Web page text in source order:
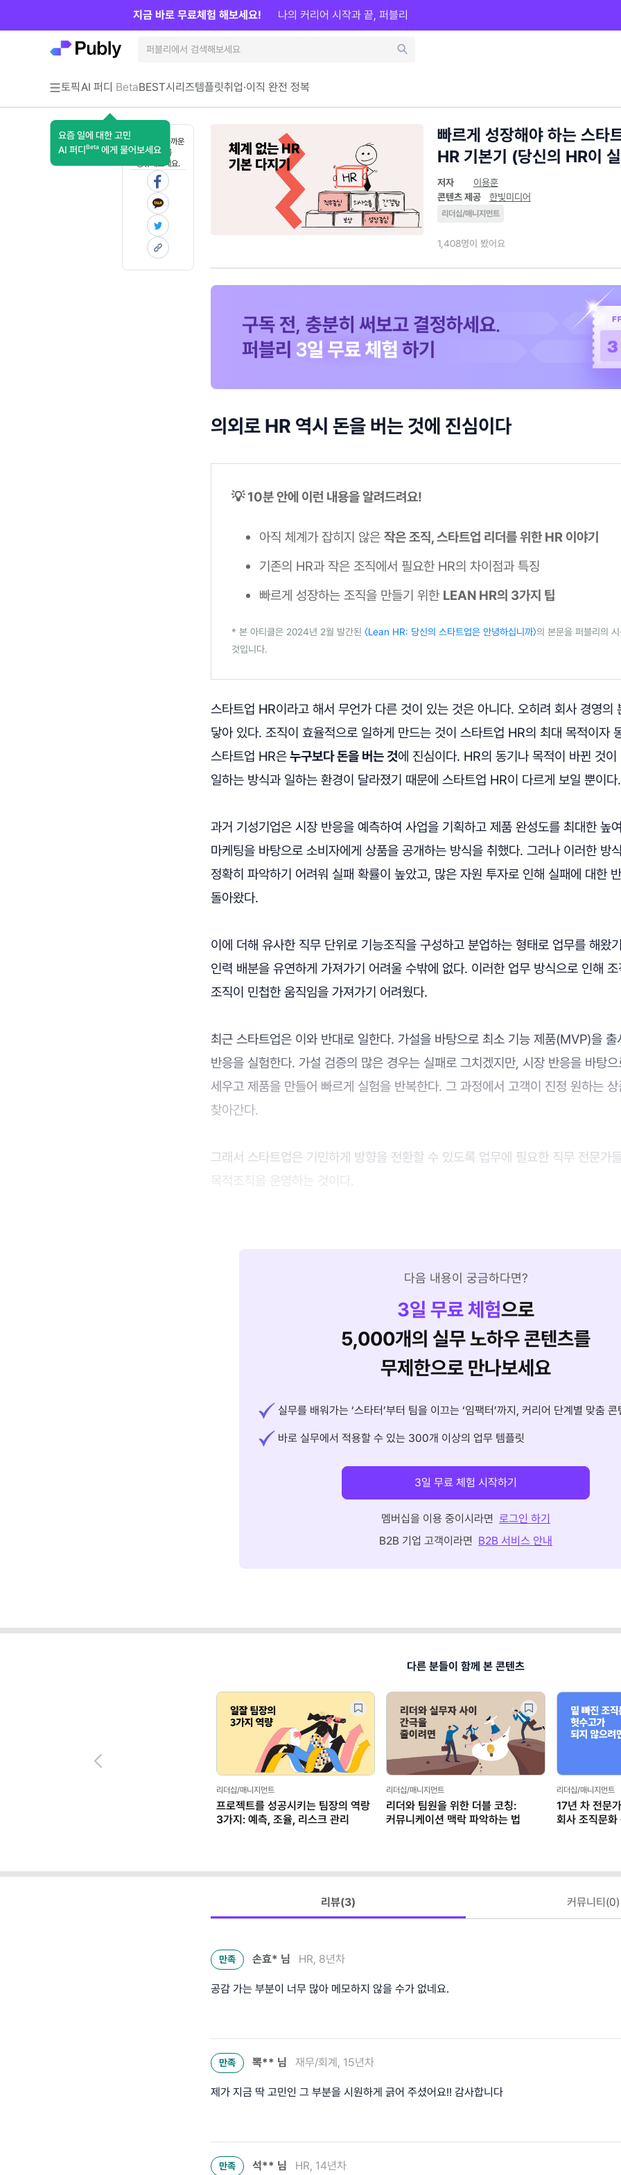
토픽AI 퍼디 Beta
요즘 일에 대한 고민
AI 퍼디 Beta 에게 물어보세요
BEST시리즈템플릿취업·이직 완전 정복
지금 바로 무료체험 해보세요! 나의 커리어 시작과 끝, 퍼블리
혼자 보기 아까운
콘텐츠를
공유해보세요.
빠르게 성장해야 하는 스타
HR 기본기 (당신의 HR이
저자
이용훈
콘텐츠 제공
한빛미디어
리더십/매니지먼트
1,408명이 봤어요
의외로 HR 역시 돈을 버는 것에 진심이다
💡 10분 안에 이런 내용을 알려드려요!
아직 체계가 잡히지 않은 작은 조직, 스타트업 리더를 위한 HR 이야기
기존의 HR과 작은 조직에서 필요한 HR의 차이점과 특징
빠르게 성장하는 조직을 만들기 위한 LEAN HR의 3가지 팁
* 본 아티클은 2024년 2월 발간된 〈Lean HR: 당신의 스타트업은 안녕하십니까〉의 본문을 퍼블리의
것입니다.
스타트업 HR이라고 해서 무언가 다른 것이 있는 것은 아니다. 오히려 회사 경영의
닿아 있다. 조직이 효율적으로 일하게 만드는 것이 스타트업 HR의 최대 목적이자
스타트업 HR은누구보다 돈을 버는 것에 진심이다. HR의 동기나 목적이 바뀐 것이
일하는 방식과 일하는 환경이 달라졌기 때문에 스타트업 HR이 다르게 보일 뿐이다.
과거 기성기업은 시장 반응을 예측하여 사업을 기획하고 제품 완성도를 최대한 높
마케팅을 바탕으로 소비자에게 상품을 공개하는 방식을 취했다. 그러나 이러한 방
정확히 파악하기 어려워 실패 확률이 높았고, 많은 자원 투자로 인해 실패에 대한
돌아왔다.
이에 더해 유사한 직무 단위로 기능조직을 구성하고 분업하는 형태로 업무를 해왔
인력 배분을 유연하게 가져가기 어려울 수밖에 없다. 이러한 업무 방식으로 인해 조
조직이 민첩한 움직임을 가져가기 어려웠다.
최근 스타트업은 이와 반대로 일한다. 가설을 바탕으로 최소 기능 제품(MVP)을 출
반응을 실험한다. 가설 검증의 많은 경우는 실패로 그치겠지만, 시장 반응을 바탕
세우고 제품을 만들어 빠르게 실험을 반복한다. 그 과정에서 고객이 진정 원하는 상
찾아간다.
그래서 스타트업은 기민하게 방향을 전환할 수 있도록 업무에 필요한 직무 전문가
목적조직을 운영하는 것이다.
다음 내용이 궁금하다면?
3일 무료 체험으로
5,000개의 실무 노하우 콘텐츠를
무제한으로 만나보세요
실무를 배워가는 ‘스타터’부터 팀을 이끄는 ‘임팩터’까지, 커리어 단계별 맞춤 콘
바로 실무에서 적용할 수 있는 300개 이상의 업무 템플릿
3일 무료 체험 시작하기
멤버십을 이용 중이시라면 로그인 하기
B2B 기업 고객이라면 B2B 서비스 안내
다른 분들이 함께 본 콘텐츠
리더십/매니지먼트
프로젝트를 성공시키는 팀장의 역랑
3가지: 예측, 조율, 리스크 관리
리더십/매니지먼트
리더와 팀원을 위한 더블 코칭:
커뮤니케이션 맥락 파악하는 법
리더십/매니지먼트
17년 차 전문
회사 조직문화
리뷰(3) 커뮤니티(0)
만족 손효* 님 HR, 8년차
공감 가는 부분이 너무 많아 메모하지 않을 수가 없네요.
만족 뽁** 님 재무/회계, 15년차
제가 지금 딱 고민인 그 부분을 시원하게 긁어 주셨어요!! 감사합니다
만족 석** 님 HR, 14년차